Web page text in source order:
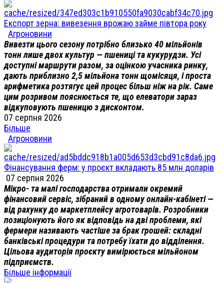
Експорт зерна: вивезення врожаю займе півтора року
Агроновини
Вивезти цього сезону потрібно близько 40 мільйонів
тонн лише двох культур — пшениці та кукурудзи. Усі
доступні маршрути разом, за оцінкою учасника ринку,
дають приблизно 2,5 мільйона тонн щомісяця, і проста
арифметика розтягує цей процес більш ніж на рік. Саме
цим розривом пояснюється те, що елеватори зараз
відкуповують пшеницю з дисконтом.
07 серпня 2026
Більше
Агроновини
Фінансування ферм: у проєкт вкладають 85 млн доларів
07 серпня 2026
Мікро- та малі господарства отримали окремий
фінансовий сервіс, зібраний в одному онлайн-кабінеті —
від рахунку до маркетплейсу агротоварів. Розробники
позиціонують його як відповідь на дві проблеми, які
фермери називають частіше за брак грошей: складні
банківські процедури та потребу їхати до відділення.
Цільова аудиторія проєкту вимірюється мільйоном
підприємств.
Більше інформації